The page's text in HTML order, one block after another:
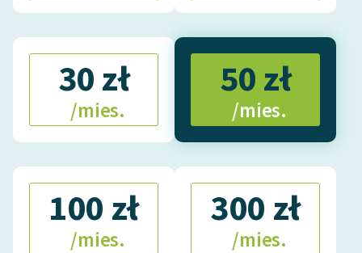
30 zł
/mies.
50 zł
/mies.
100 zł
/mies.
300 zł
/mies.